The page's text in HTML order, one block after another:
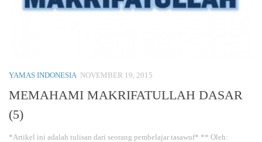
YAMAS INDONESIA NOVEMBER 19, 2015
MEMAHAMI MAKRIFATULLAH DASAR
(5)
*Artikel ini adalah tulisan dari seorang pembelajar tasawuf* ** Oleh: